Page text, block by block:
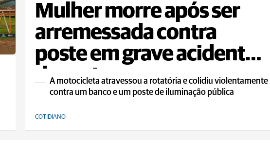
Mulher morre após ser
arremessada contra
poste em grave acidente
de moto
A motocicleta atravessou a rotatória e colidiu violentamente
contra um banco e um poste de iluminação pública
COTIDIANO